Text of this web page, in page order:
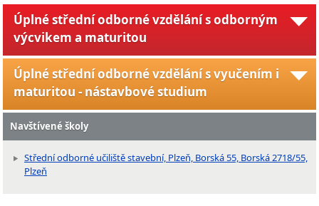
Úplné střední odborné vzdělání s odborným
výcvikem a maturitou
Úplné střední odborné vzdělání s vyučením i
maturitou - nástavbové studium
Navštívené školy
Střední odborné učiliště stavební, Plzeň, Borská 55, Borská 2718/55,
Plzeň